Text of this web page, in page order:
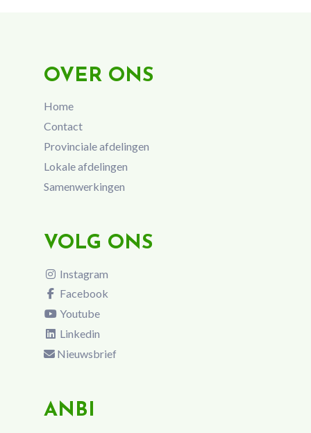
OVER ONS
Home
Contact
Provinciale afdelingen
Lokale afdelingen
Samenwerkingen
VOLG ONS
Instagram
Facebook
Youtube
Linkedin
Nieuwsbrief
ANBI